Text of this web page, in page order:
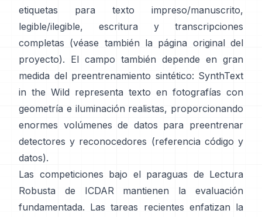
etiquetas para texto impreso/manuscrito,
legible/ilegible, escritura y transcripciones
completas (véase también la página original del
proyecto). El campo también depende en gran
medida del preentrenamiento sintético: SynthText
in the Wild representa texto en fotografías con
geometría e iluminación realistas, proporcionando
enormes volúmenes de datos para preentrenar
detectores y reconocedores (referencia código y
datos).
Las competiciones bajo el paraguas de Lectura
Robusta de ICDAR
mantienen la evaluación
fundamentada. Las tareas recientes enfatizan la